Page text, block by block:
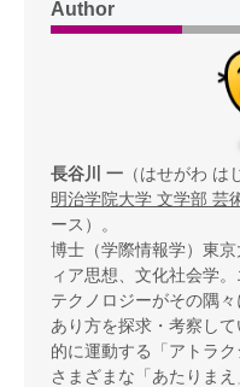
Author
長谷川 一 （はせがわ は
明治学院大学 文学部 芸
ース）。
博士（学際情報学）東
ィア思想、文化社会学
テクノロジーがその隅
あり方を探求・考察し
的に運動する「アトラ
さまざまな「あたりま